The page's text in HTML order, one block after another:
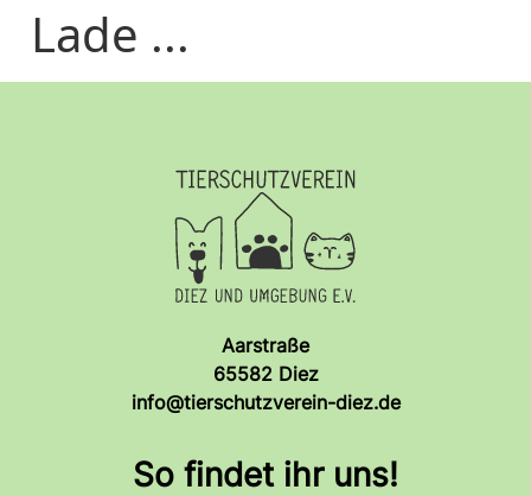
Lade ...
Aarstraße
65582 Diez
info@tierschutzverein-diez.de
So findet ihr uns!